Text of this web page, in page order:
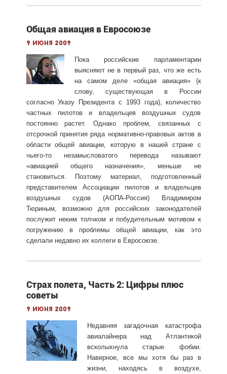
Общая авиация в Евросоюзе
9 июня 2009
Пока российские парламентарии
выясняют не в первый раз, что же есть
на самом деле «общая авиация» (к
слову, существующая в России
согласно Указу Президента с 1993 года), количество
частных пилотов и владельцев воздушных судов
постоянно растет. Однако проблем, связанных с
отсрочкой принятия ряда нормативно-правовых актов в
области общей авиации, которую в нашей стране с
чьего-то незамысловатого перевода называют
«авиацией общего назначения», меньше не
становиться. Поэтому материал, подготовленный
представителем Ассоциации пилотов и владельцев
воздушных судов (АОПА-Россия) Владимиром
Тюриным, возможно для российских законодателей
послужит неким толчком и побудительным мотивом к
погружению в проблемы общей авиации, как это
сделали недавно их коллеги в Евросоюзе.
Страх полета, Часть 2: Цифры плюс
советы
9 июня 2009
Недавняя загадочная катастрофа
авиалайнера над Атлантикой
всколыхнула старые фобии.
Наверное, все мы хотя бы раз в
жизни, находясь в воздухе,